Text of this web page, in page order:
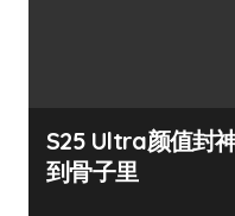
S25 Ultra颜值封
到骨子里